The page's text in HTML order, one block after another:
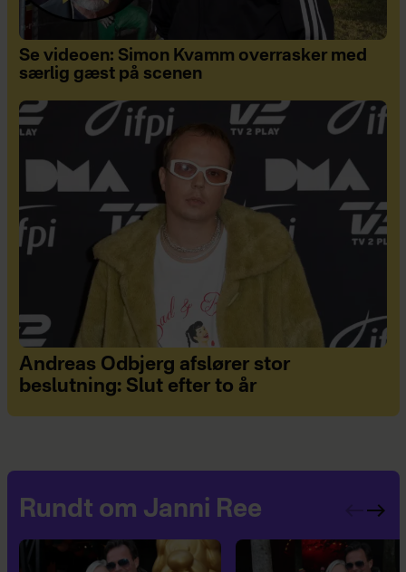
Se videoen: Simon Kvamm overrasker med
særlig gæst på scenen
Andreas Odbjerg afslører stor
beslutning: Slut efter to år
Rundt om Janni Ree